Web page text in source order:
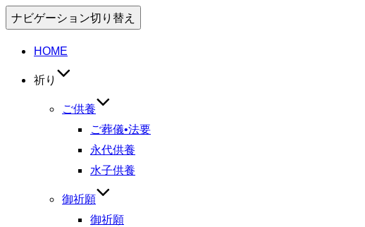
ナビゲーション切り替え
HOME
祈り
ご供養
ご葬儀•法要
永代供養
水子供養
御祈願
御祈願